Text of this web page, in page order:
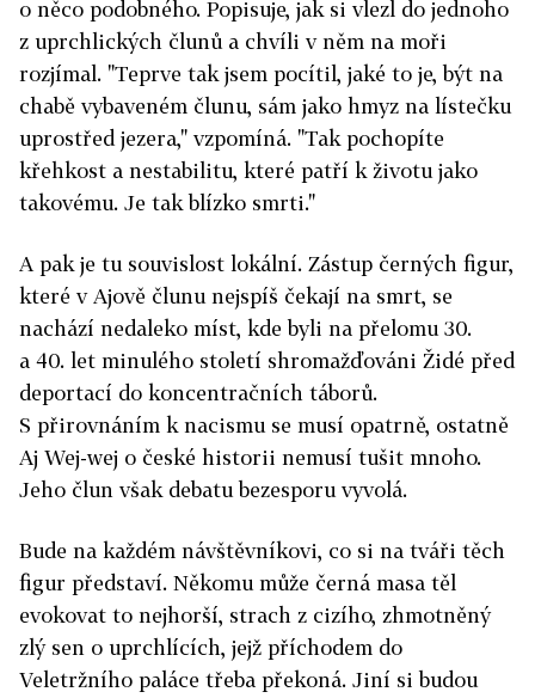
o něco podobného. Popisuje, jak si vlezl do jednoho
z uprchlických člunů a chvíli v něm na moři
rozjímal. "Teprve tak jsem pocítil, jaké to je, být na
chabě vybaveném člunu, sám jako hmyz na lístečku
uprostřed jezera," vzpomíná. "Tak pochopíte
křehkost a nestabilitu, které patří k životu jako
takovému. Je tak blízko smrti."
A pak je tu souvislost lokální. Zástup černých figur,
které v Ajově člunu nejspíš čekají na smrt, se
nachází nedaleko míst, kde byli na přelomu 30.
a 40. let minulého století shromažďováni Židé před
deportací do koncentračních táborů.
S přirovnáním k nacismu se musí opatrně, ostatně
Aj Wej-wej o české historii nemusí tušit mnoho.
Jeho člun však debatu bezesporu vyvolá.
Bude na každém návštěvníkovi, co si na tváři těch
figur představí. Někomu může černá masa těl
evokovat to nejhorší, strach z cizího, zhmotněný
zlý sen o uprchlících, jejž příchodem do
Veletržního paláce třeba překoná. Jiní si budou